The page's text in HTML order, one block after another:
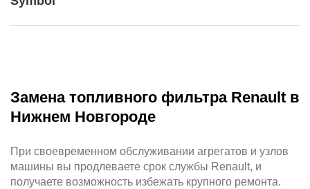
Замена топливного фильтра Renault в
Нижнем Новгороде
При своевременном обслуживании агрегатов и узлов
машины вы продлеваете срок службы Renault, и
получаете возможность избежать крупного ремонта.